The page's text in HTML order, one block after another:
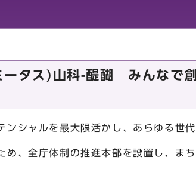
タス)山科-醍醐 みんなで
シャルを最大限活かし、あらゆる世
め、全庁体制の推進本部を設置し、ま